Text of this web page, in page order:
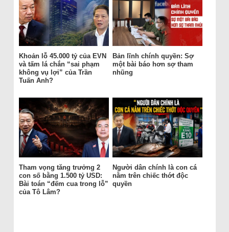
Khoản lỗ 45.000 tỷ của EVN
và tấm lá chắn “sai phạm
không vụ lợi” của Trần
Tuấn Anh?
Bản lĩnh chính quyền: Sợ
một bài báo hơn sợ tham
nhũng
Tham vọng tăng trưởng 2
con số bằng 1.500 tỷ USD:
Bài toán “đếm cua trong lỗ”
của Tô Lâm?
Người dân chính là con cá
nằm trên chiếc thớt độc
quyền